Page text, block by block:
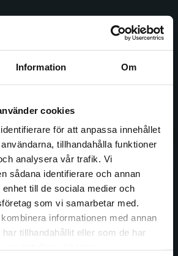
Information Om
cookies
för att anpassa innehållet
tillhandahålla funktioner
analysera vår trafik. Vi
sådana identifierare och annan
till de sociala medier och
som vi samarbetar med.
informationen med annan
tillhandahållit eller som de har
fraktregion
att du besöker
nya världar och möjligheter för